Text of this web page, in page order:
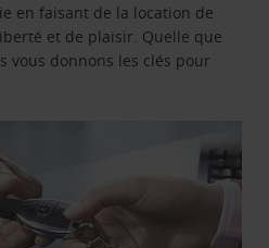
en faisant de la location de
et de plaisir. Quelle que
vous donnons les clés pour